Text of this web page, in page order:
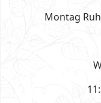
Montag